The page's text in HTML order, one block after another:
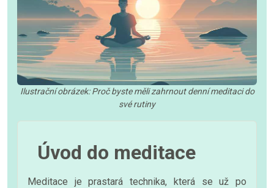
Ilustrační obrázek: Proč byste měli zahrnout denní meditaci do
své rutiny
Úvod do meditace
Meditace je prastará technika, která se už po